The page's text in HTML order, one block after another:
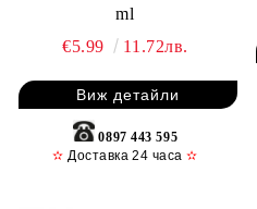
ml
€5.99
11.72лв.
Виж детайли
0897 443 595
✫ Доставка 24 часа✫